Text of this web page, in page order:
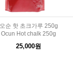
오순 핫 초크가루 250g
Ocun Hot chalk 250g
25,000원